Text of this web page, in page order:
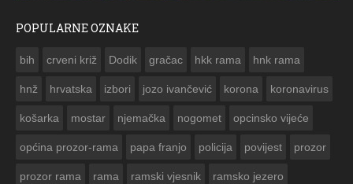
POPULARNE OZNAKE
bih crveni križ Dodik gračac hkk rama hnk rama
hnž hrvatska izbori jozo ivančević korona koronavirus
košarka mostar njemačka nogomet opcinsko vijeće
općina prozor-rama papa franjo policija povijest prozor
prozor rama rama ramski vjesnik ramsko jezero